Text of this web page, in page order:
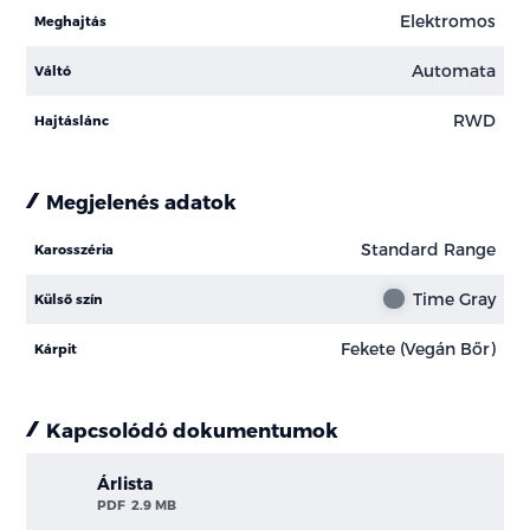
Meghajtás Elektromos
Váltó Automata
Hajtáslánc RWD
Megjelenés adatok
Karosszéria Standard Range
Külső szín Time Gray
Kárpit Fekete (Vegán Bőr)
Kapcsolódó dokumentumok
Árlista
PDF 2.9 MB